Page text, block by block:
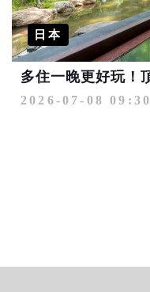
日本
2026-07-08 09:30